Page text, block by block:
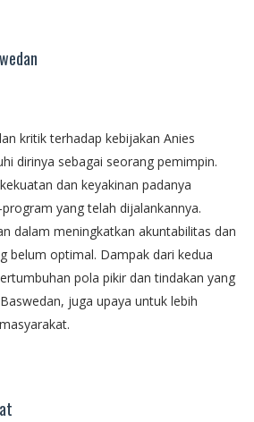
kritik terhadap kebijakan Anies
dirinya sebagai seorang pemimpin.
dan keyakinan padanya
yang telah dijalankannya.
dalam meningkatkan akuntabilitas dan
belum optimal. Dampak dari kedua
pola pikir dan tindakan yang
juga upaya untuk lebih